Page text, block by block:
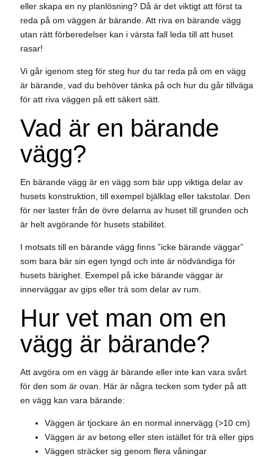
eller skapa en ny planlösning? Då är det viktigt att först ta
reda på om väggen är bärande. Att riva en bärande vägg
utan rätt förberedelser kan i värsta fall leda till att huset
rasar!
Vi går igenom steg för steg hur du tar reda på om en vägg
är bärande, vad du behöver tänka på och hur du går tillväga
för att riva väggen på ett säkert sätt.
Vad är en bärande
vägg?
En bärande vägg är en vägg som bär upp viktiga delar av
husets konstruktion, till exempel bjälklag eller takstolar. Den
för ner laster från de övre delarna av huset till grunden och
är helt avgörande för husets stabilitet.
I motsats till en bärande vägg finns ”icke bärande väggar”
som bara bär sin egen tyngd och inte är nödvändiga för
husets bärighet. Exempel på icke bärande väggar är
innerväggar av gips eller trä som delar av rum.
Hur vet man om en
vägg är bärande?
Att avgöra om en vägg är bärande eller inte kan vara svårt
för den som är ovan. Här är några tecken som tyder på att
en vägg kan vara bärande:
Väggen är tjockare än en normal innervägg (>10 cm)
Väggen är av betong eller sten istället för trä eller gips
Väggen sträcker sig genom flera våningar